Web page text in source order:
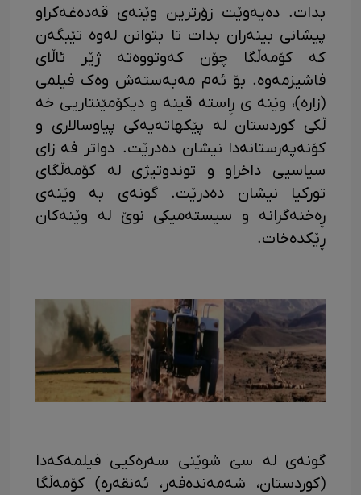
بدات. دەیەوێت زۆرترین وێنەی قەدەغەکراو
پیشانی بینەران بدات تا بتوانن لەوە تێبگەن
کە کۆمەڵگا چۆن کەوتووە­ته ژێر ئاڵای
فاشیزمەوە. بۆ ئەم مەبەستەش وەک فیلمی
(زاره)، وێنه ی ڕاسته قینه و دیکۆمێنتاریی خه
ڵکی کوردستان لە پێکهاتەیەکی پیاوسالاری و
کۆنەپەرستانەدا نیشان دەدرێت. دواتر فه زای
سیاسیی داخراو و توندوتیژی لە کۆمەڵگای
تورکیا نیشان دەدرێت. گونە­ی به وێنەی
ڕەخنەگرانە و سیستەمیکی نوێ له وێنەکان
ڕێکدەخات.
گونە­ی لە سێ شوێنی سەرەکیی فیلمەکەدا
(کوردستان، شەمەندەفەر، ئەنقەرە) کۆمەڵگا